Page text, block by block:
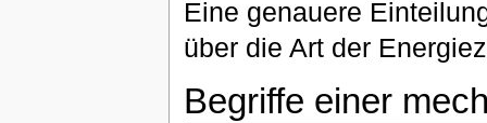
Eine genauere
über die Art der
Begriffe einer